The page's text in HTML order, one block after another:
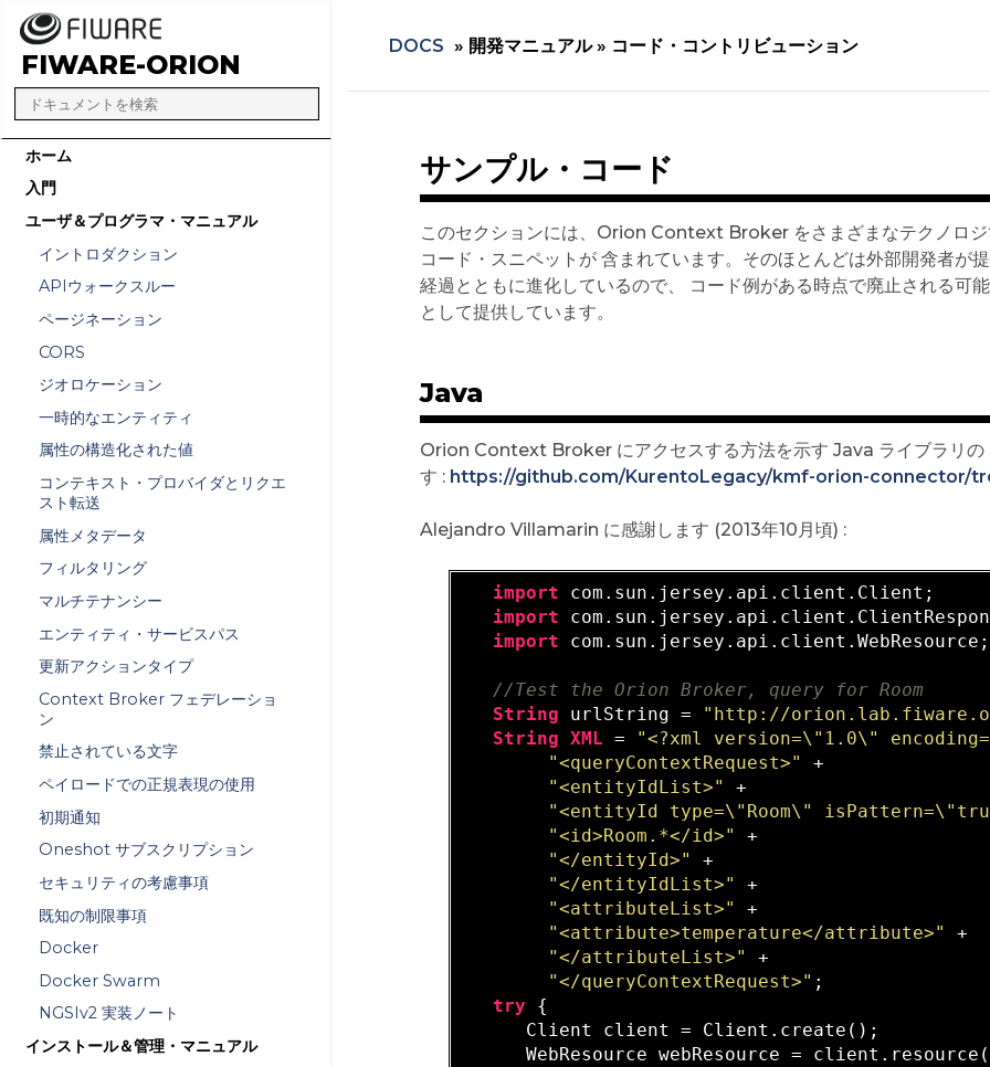
FIWARE-ORION
ホーム
入門
ユーザ＆プログラマ・マニュアル
イントロダクション
APIウォークスルー
ページネーション
CORS
ジオロケーション
一時的なエンティティ
属性の構造化された値
コンテキスト・プロバイダとリクエ
スト転送
属性メタデータ
フィルタリング
マルチテナンシー
エンティティ・サービスパス
更新アクションタイプ
Context Broker フェデレーショ
ン
禁止されている文字
ペイロードでの正規表現の使用
初期通知
Oneshot サブスクリプション
セキュリティの考慮事項
既知の制限事項
Docker
Docker Swarm
NGSIv2 実装ノート
インストール＆管理・マニュアル
DOCS » 開発マニュアル » コード・コントリビューション
サンプル・コード
このセクションには、Orion Context Broker をさまざまなテクノロジ
コード・スニペットが 含まれています。そのほとんどは外部開発者
経過とともに進化しているので、 コード例がある時点で廃止される可
として提供しています。
Java
Orion Context Broker にアクセスする方法を示す Java ライブラ
す : https://github.com/KurentoLegacy/kmf-orion-connector/
Alejandro Villamarin に感謝します (2013年10月頃) :
import com.sun.jersey.api.client.Client;
import
import com.sun.jersey.api.client.WebResource;
//Test the Orion Broker, query for Room
String urlString = "http://
String
XML = "<?xml version=\"1.0\"
"<queryContextRequest>"
+
"<entityIdList>"
+
"<entityId type=\"Room\"
"<id>Room.*</id>"
+
"</entityId>"
+
"</entityIdList>"
+
"<attributeList>"
+
"<attribute>temperature</attribute>"
+
"</attributeList>"
+
"</queryContextRequest>" ;
try {
      Client client = Client.create();
WebResource webResource =